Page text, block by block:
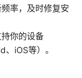
率，及时修复安
你的设备
iOS等）。